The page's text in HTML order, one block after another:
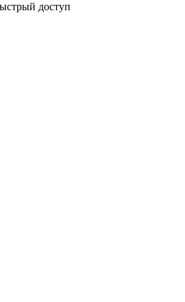
доступ